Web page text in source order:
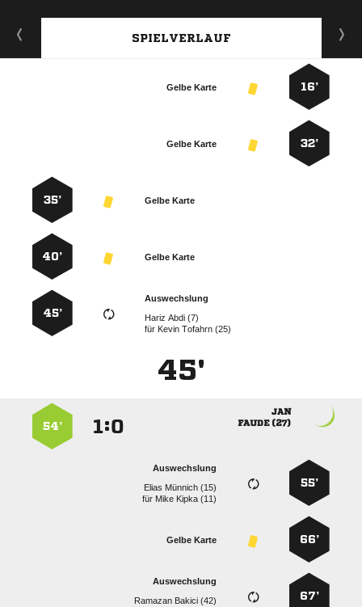
SPIELVERLAUF
16’
Gelbe Karte
32’
Gelbe Karte
Gelbe Karte
35’
Gelbe Karte
40’
Auswechslung
  
für   
45’
45'

 
:
54’
55’
Auswechslung
  
für   
66’
Gelbe Karte
67’
Auswechslung
  